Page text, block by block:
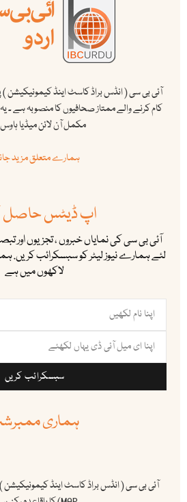
آئی بی سی ( انڈس براڈ کاسٹ اینڈ کیمونیکیشن )
کام کرنے والے ممتاز صحافیوں کا منصوبہ ہے ۔
مکمل آن لائن میڈیا
ہمارے متعلق مزید
اپ ڈیٹس حاصل
آئی بی سی کی نمایاں خبروں ، تجزیوں اور
لئے ہمارے نیوز لیٹر کو سبسکرائب کریں.
لاکھوں میں ہے
سبسکرائب کریں
ہماری